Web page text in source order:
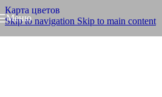
Карта цветов
Skip to navigation Skip to main content
Меню